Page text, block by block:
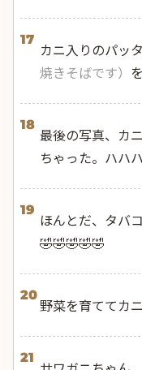
17
カニ入りのパッ
焼きそばです）
18
最後の写真、カ
ちゃった。ハハハ
19
ほんとだ、タバ
🤣🤣🤣🤣🤣
20
野菜を育ててカ
21